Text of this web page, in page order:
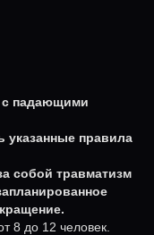
падающими
указанные правила
собой травматизм
8 до 12 человек.